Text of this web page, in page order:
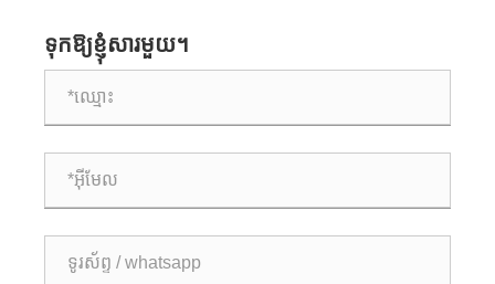
ទុកឱ្យខ្ញុំសារមួយ។